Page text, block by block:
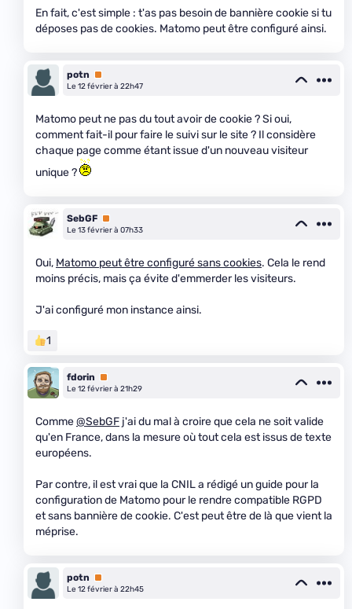
En fait, c'est simple : t'as pas besoin de bannière cookie si tu
déposes pas de cookies. Matomo peut être configuré ainsi.
potn
Premium
Le 12 février à 22h47
Matomo peut ne pas du tout avoir de cookie ? Si oui,
comment fait-il pour faire le suivi sur le site ? Il considère
chaque page comme étant issue d'un nouveau visiteur
unique ?
SebGF Premium
Le 13 février à 07h33
Oui, Matomo peut être configuré sans cookies. Cela le rend
moins précis, mais ça évite d'emmerder les visiteurs.
J'ai configuré mon instance ainsi.
1
fdorin
Premium
Le 12 février à 21h29
Comme@SebGF j'ai du mal à croire que cela ne soit valide
qu'en France, dans la mesure où tout cela est issus de texte
européens.
Par contre, il est vrai que la CNIL a rédigé un guide pour la
configuration de Matomo pour le rendre compatible RGPD
et sans bannière de cookie. C'est peut être de là que vient la
méprise.
potn
Premium
Le 12 février à 22h45